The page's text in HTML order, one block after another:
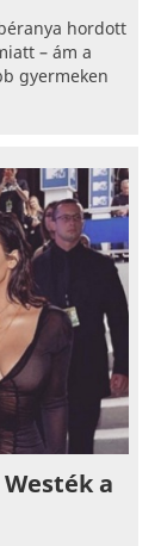
hordott
– ám a
gyermeken
a